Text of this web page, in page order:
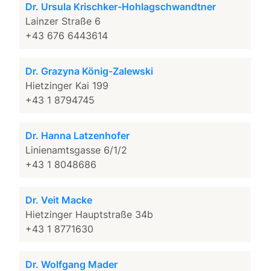
Dr. Ursula Krischker-Hohlagschwandtner
Lainzer Straße 6
+43 676 6443614
Dr. Grazyna König-Zalewski
Hietzinger Kai 199
+43 1 8794745
Dr. Hanna Latzenhofer
Linienamtsgasse 6/1/2
+43 1 8048686
Dr. Veit Macke
Hietzinger Hauptstraße 34b
+43 1 8771630
Dr. Wolfgang Mader